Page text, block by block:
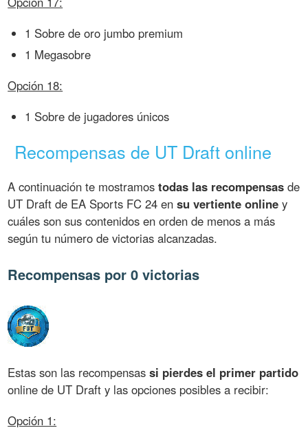
1 Sobre de oro jumbo premium
1 Megasobre
Opción 18:
1 Sobre de jugadores únicos
Recompensas de UT Draft online
A continuación te mostramostodas las recompensas de
UT Draft de EA Sports FC 24 ensu vertiente online y
cuáles son sus contenidos en orden de menos a más
según tu número de victorias alcanzadas.
Recompensas por 0 victorias
Estas son las recompensassi pierdes el primer partido
online de UT Draft y las opciones posibles a recibir:
Opción 1: